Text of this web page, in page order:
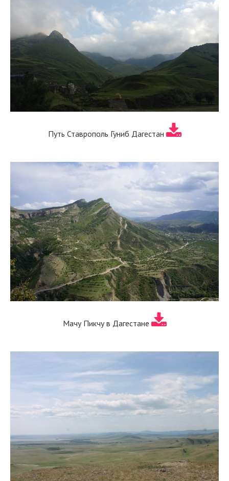
Путь Ставрополь Гуниб Дагестан
Мачу Пикчу в Дагестане